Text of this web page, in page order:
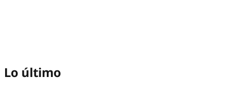
Lo último